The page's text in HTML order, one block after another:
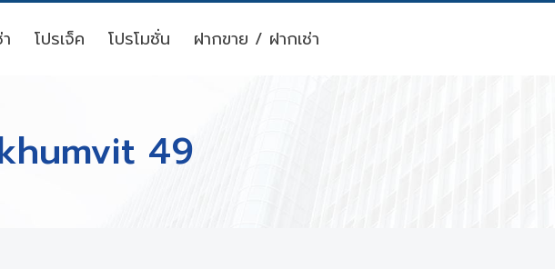
โปรเจ็ค โปรโมชั่น ฝากขาย / ฝากเช่า
49